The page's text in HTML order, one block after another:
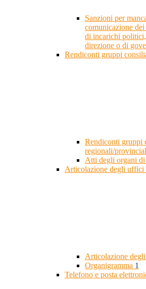
Sanzioni per
comunicazione
di incarichi
direzione o di
Rendiconti gruppi
Rendiconti gruppi
regionali/
Atti degli organi
Articolazione degli uffici
Articolazione
Organigramma 1
Telefono e posta